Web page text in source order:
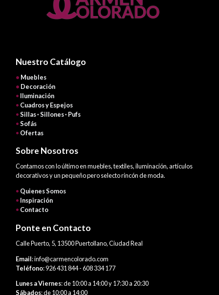
Nuestro Catálogo
• Muebles
• Decoración
• Iluminación
• Cuadros y Espejos
•Sillas · Sillones · Pufs
•Sofás
• Ofertas
Sobre Nosotros
Contamos con lo último en muebles, textiles, iluminación, artículos
decorativos y un pequeño pero selecto rincón de moda.
• Quienes Somos
• Inspiración
• Contacto
Ponte en Contacto
Calle Puerto, 5, 13500 Puertollano, Ciudad Real
Email: info@carmencolorado.com
Teléfono: 926 431 844 - 608 334 177
Lunes a Viernes: de 10:00 a 14:00 y 17:30 a 20:30
Sábados: de 10:00 a 14:00